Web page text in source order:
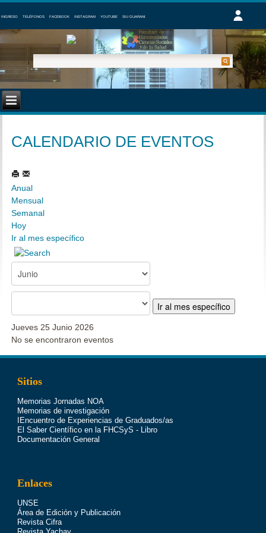
INGRESO TELÉFONOS FACEBOOK INSTAGRAM YOUTUBE SIU GUARANI
CALENDARIO DE EVENTOS
Anual
Mensual
Semanal
Hoy
Ir al mes específico
Ir al mes específico
Jueves 25 Junio 2026
No se encontraron eventos
Sitios
Memorias Jornadas NOA
Memorias de investigación
IEncuentro de Experiencias de Graduados/as
El Saber Científico en la FHCSyS - Libro
Documentación General
Enlaces
UNSE
Área de Edición y Publicación
Revista Cifra